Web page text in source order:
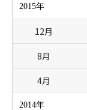
2015年
12月
8月
4月
2014年